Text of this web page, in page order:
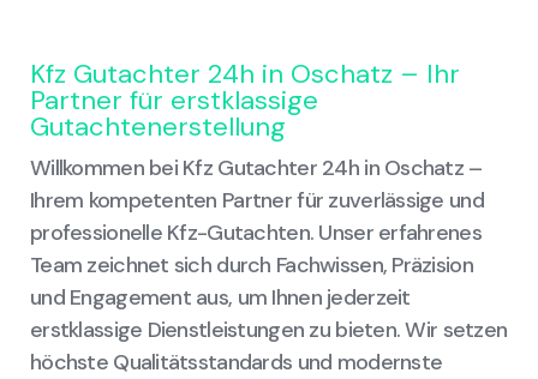
Kfz Gutachter 24h in Oschatz – Ihr
Partner für erstklassige
Gutachtenerstellung
Willkommen bei Kfz Gutachter 24h in Oschatz –
Ihrem kompetenten Partner für zuverlässige und
professionelle Kfz-Gutachten. Unser erfahrenes
Team zeichnet sich durch Fachwissen, Präzision
und Engagement aus, um Ihnen jederzeit
erstklassige Dienstleistungen zu bieten. Wir setzen
höchste Qualitätsstandards und modernste